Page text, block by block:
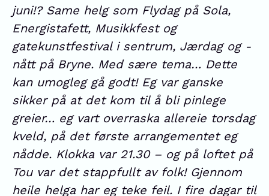
juni!? Same helg som Flydag på Sola,
Energistafett, Musikkfest og
gatekunstfestival i sentrum, Jærdag og -
nått på Bryne. Med sære tema… Dette
kan umogleg gå godt! Eg var ganske
sikker på at det kom til å bli pinlege
greier… eg vart overraska allereie torsdag
kveld, på det første arrangementet eg
nådde. Klokka var 21.30 – og på loftet på
Tou var det stappfullt av folk! Gjennom
heile helga har eg teke feil. I fire dagar til